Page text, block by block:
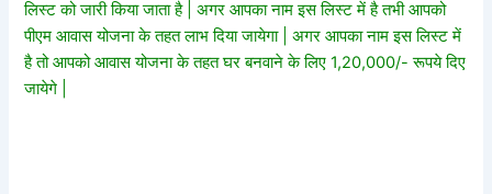
लिस्ट को जारी किया जाता है | अगर आपका नाम इस लिस्ट में है तभी आपको
पीएम आवास योजना के तहत लाभ दिया जायेगा | अगर आपका नाम इस लिस्ट में
है तो आपको आवास योजना के तहत घर बनवाने के लिए 1,20,000/- रूपये दिए
जायेगे |